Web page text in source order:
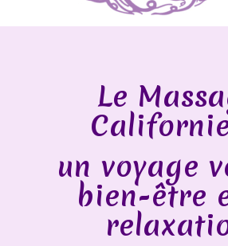
Le
un voyage
bien-être